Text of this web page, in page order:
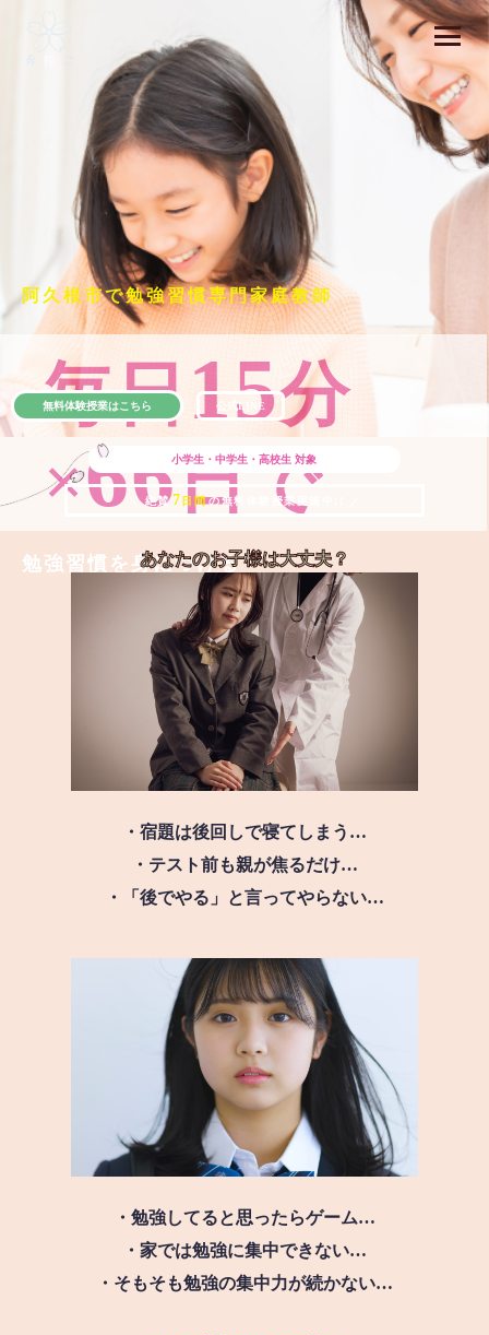
阿久根市で勉強習慣専門家庭教師
毎日15分
×66日で
勉強習慣を身につける
小学生・中学生・高校生 対象
＼ 絶賛 7 日間の無料体験授業実施中!! ／
無料体験授業はこちら 公式LINE
あなたのお子様は大丈夫？
・宿題は後回しで寝てしまう…
・テスト前も親が焦るだけ…
・「後でやる」と言ってやらない…
・勉強してると思ったらゲーム…
・家では勉強に集中できない…
・そもそも勉強の集中力が続かない…